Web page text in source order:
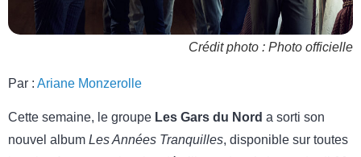
Crédit photo : Photo officielle
Par : Ariane Monzerolle
Cette semaine, le groupe Les Gars du Nord a sorti son
nouvel album Les Années Tranquilles, disponible sur toutes